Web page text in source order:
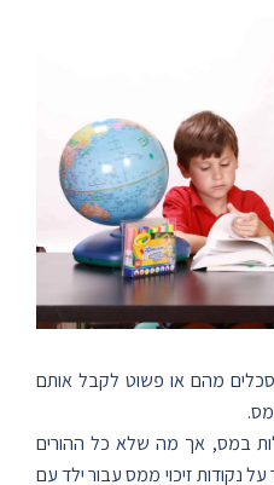
מהם או פשוט לקבל אותם
במס, אך מה שלא כל ההורים
נקודות זיכוי ממס עבור ילד עם